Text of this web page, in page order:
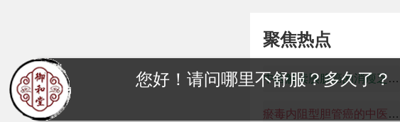
聚焦热点
中医解读胰腺癌的消瘦乏力：气血亏虚与癌毒耗损的结果
瘀毒内阻型胆管癌的中医症状表现
您好！请问哪里不舒服？多久了？